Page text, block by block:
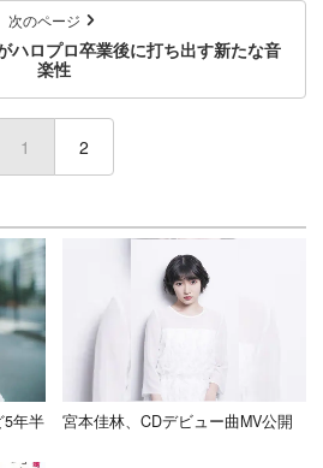
次のページ
ハロプロ卒業後に打ち出す新たな音
楽性
1 (current)
2
5年半
宮本佳林、CDデビュー曲MV公開